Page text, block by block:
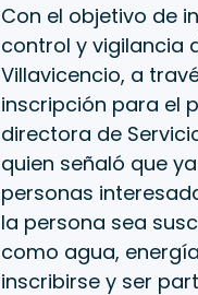
Con el objetivo de
control y vigilancia
Villavicencio, a
inscripción para el
directora de
quien señaló que
personas
la persona sea
como agua,
inscribirse y ser